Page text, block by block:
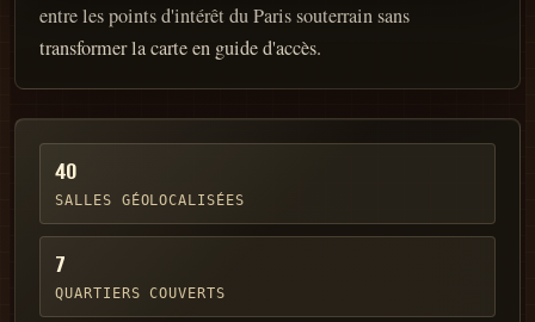
entre les points d'intérêt du Paris souterrain sans
transformer la carte en guide d'accès.
40
SALLES GÉOLOCALISÉES
7
QUARTIERS COUVERTS